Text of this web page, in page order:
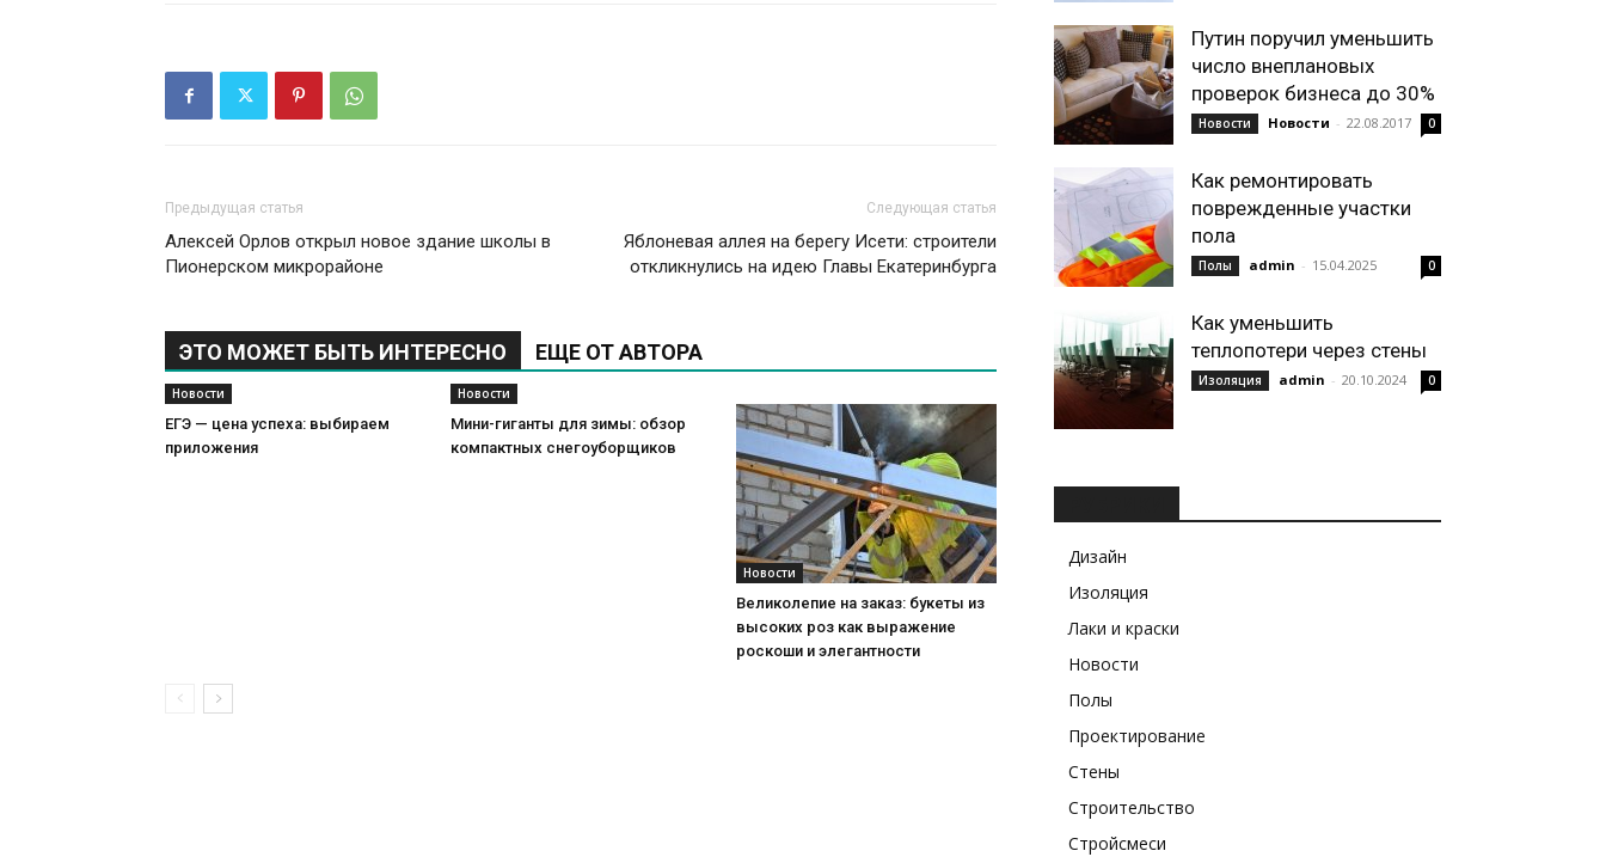
Предыдущая статья
Алексей Орлов открыл новое здание школы в
Пионерском микрорайоне
Следующая статья
Яблоневая аллея на берегу Исети: строители
откликнулись на идею Главы Екатеринбурга
ЭТО МОЖЕТ БЫТЬ ИНТЕРЕСНО ЕЩЕ ОТ АВТОРА
Новости
ЕГЭ — цена успеха: выбираем
приложения
Новости
Мини-гиганты для зимы: обзор
компактных снегоуборщиков
Новости
Великолепие на заказ: букеты из
высоких роз как выражение
роскоши и элегантности
Путин поручил уменьшить
число внеплановых
проверок бизнеса до 30%
Новости Новости - 22.08.2017 0
Как ремонтировать
поврежденные участки
пола
Полы admin - 15.04.2025 0
Как уменьшить
теплопотери через стены
Изоляция admin - 20.10.2024 0
Дизайн
Изоляция
Лаки и краски
Новости
Полы
Проектирование
Стены
Строительство
Стройсмеси